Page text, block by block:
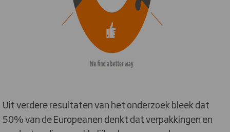
Uit verdere resultaten van het onderzoek bleek dat
50% van de Europeanen denkt dat verpakkingen en